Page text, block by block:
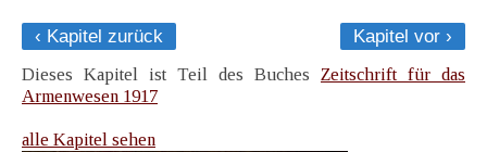
‹ Kapitel zurück
Kapitel vor ›
Dieses Kapitel ist Teil des Buches Zeitschrift für das
Armenwesen 1917
alle Kapitel sehen